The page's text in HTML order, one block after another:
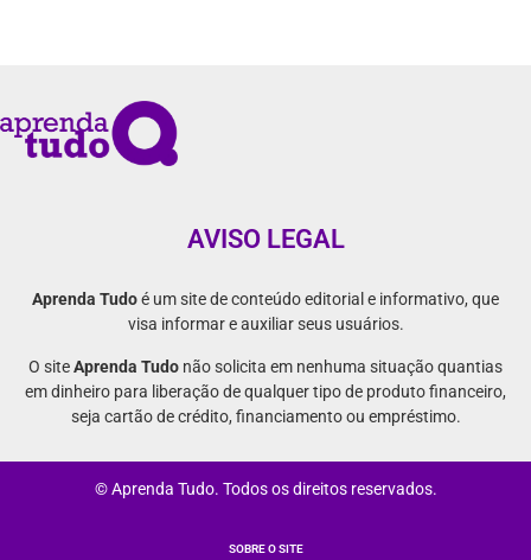
AVISO LEGAL
Aprenda Tudoé um site de conteúdo editorial e informativo, que
visa informar e auxiliar seus usuários.
O siteAprenda Tudo não solicita em nenhuma situação quantias
em dinheiro para liberação de qualquer tipo de produto financeiro,
seja cartão de crédito, financiamento ou empréstimo.
© Aprenda Tudo. Todos os direitos reservados.
SOBRE O SITE